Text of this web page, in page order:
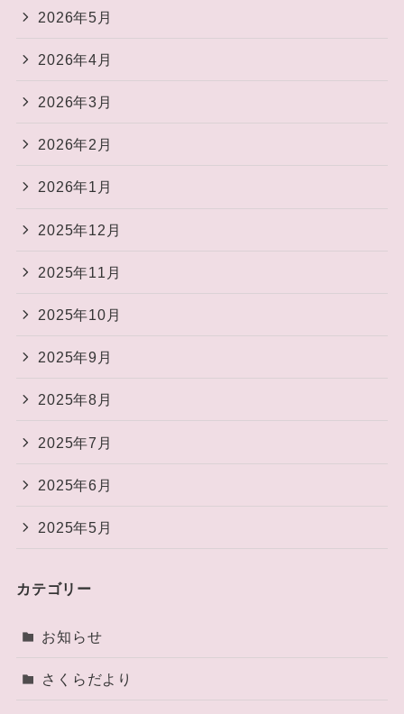
2026年5月
2026年4月
2026年3月
2026年2月
2026年1月
2025年12月
2025年11月
2025年10月
2025年9月
2025年8月
2025年7月
2025年6月
2025年5月
カテゴリー
お知らせ
さくらだより